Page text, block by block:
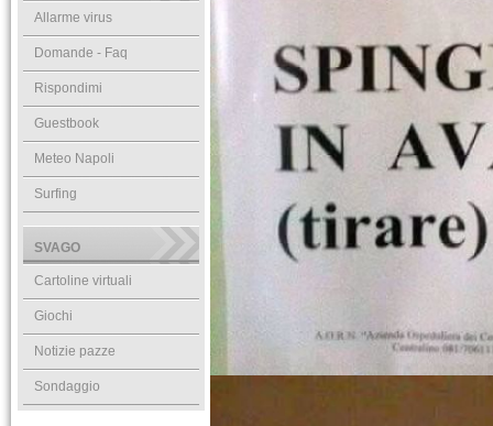
Allarme virus
Domande - Faq
Rispondimi
Guestbook
Meteo Napoli
Surfing
SVAGO
Cartoline virtuali
Giochi
Notizie pazze
Sondaggio